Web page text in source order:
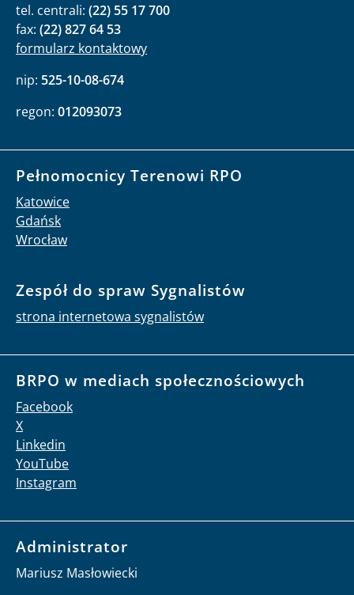
tel. centrali: (22) 55 17 700
fax: (22) 827 64 53
formularz kontaktowy
nip: 525-10-08-674
regon: 012093073
Pełnomocnicy Terenowi RPO
Katowice
Gdańsk
Wrocław
Zespół do spraw Sygnalistów
strona internetowa sygnalistów
BRPO w mediach społecznościowych
Facebook
X
Linkedin
YouTube
Instagram
Administrator
Mariusz Masłowiecki